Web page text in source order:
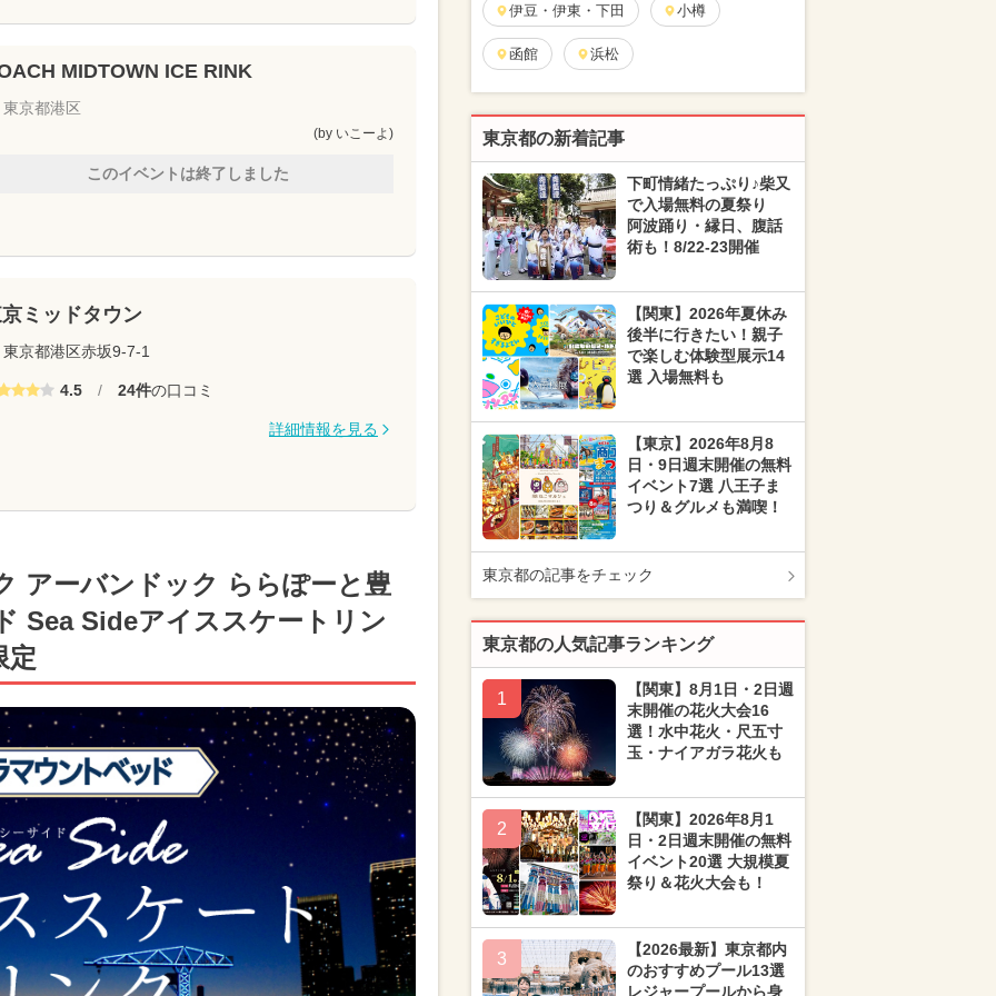
MIDTOWN ICE RINK
東京都港区
(by いこーよ)
このイベントは終了しました
ミッドタウン
東京都港区赤坂9-7-1
4.5 / 24件の口コミ
詳細情報を見る
アーバンドック ららぽーと豊
Sea Sideアイススケートリン
定
伊豆・伊東・下田 小樽
函館 浜松
東京都の新着記事
下町情緒たっぷり♪柴又
で入場無料の夏祭り
阿波踊り・縁日、腹話
術も！8/22-23開催
【関東】2026年夏休み
後半に行きたい！親子
で楽しむ体験型展示14
選 入場無料も
【東京】2026年8月8
日・9日週末開催の無料
イベント7選 八王子ま
つり＆グルメも満喫！
東京都の記事をチェック
東京都の人気記事ランキング
1
【関東】8月1日・2日週
末開催の花火大会16
選！水中花火・尺五寸
玉・ナイアガラ花火も
2
【関東】2026年8月1
日・2日週末開催の無料
イベント20選 大規模夏
祭り＆花火大会も！
3
【2026最新】東京都内
のおすすめプール13選
レジャープールから身